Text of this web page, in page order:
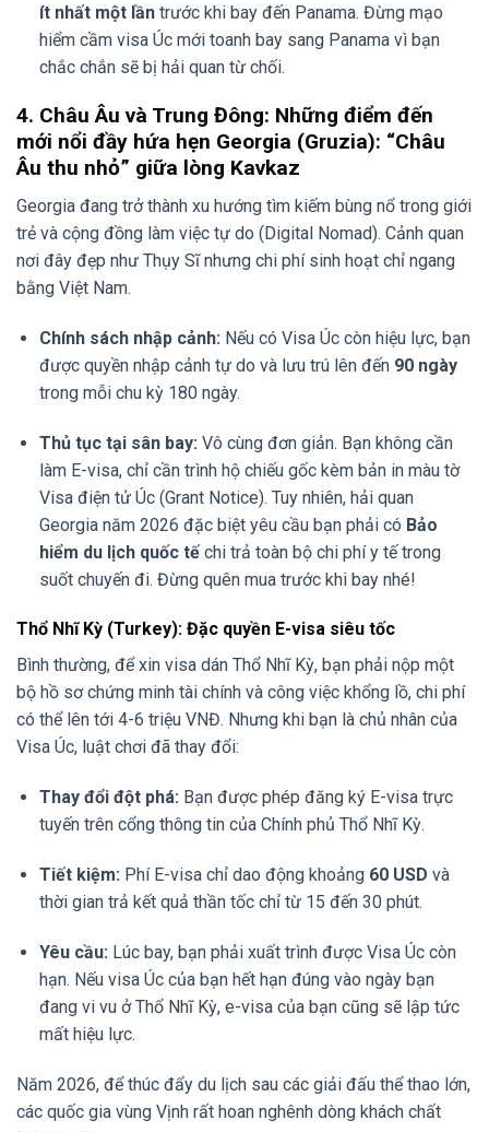
ít nhất một lầntrước khi bay đến Panama. Đừng mạo
hiểm cầm visa Úc mới toanh bay sang Panama vì bạn
chắc chắn sẽ bị hải quan từ chối.
4. Châu Âu và Trung Đông: Những điểm đến
mới nổi đầy hứa hẹn Georgia (Gruzia): “Châu
Âu thu nhỏ” giữa lòng Kavkaz
Georgia đang trở thành xu hướng tìm kiếm bùng nổ trong giới
trẻ và cộng đồng làm việc tự do (Digital Nomad). Cảnh quan
nơi đây đẹp như Thụy Sĩ nhưng chi phí sinh hoạt chỉ ngang
bằng Việt Nam.
Chính sách nhập cảnh: Nếu có Visa Úc còn hiệu lực, bạn
được quyền nhập cảnh tự do và lưu trú lên đến 90 ngày
trong mỗi chu kỳ 180 ngày.
Thủ tục tại sân bay: Vô cùng đơn giản. Bạn không cần
làm E-visa, chỉ cần trình hộ chiếu gốc kèm bản in màu tờ
Visa điện tử Úc (Grant Notice). Tuy nhiên, hải quan
Georgia năm 2026 đặc biệt yêu cầu bạn phải có Bảo
hiểm du lịch quốc tếchi trả toàn bộ chi phí y tế trong
suốt chuyến đi. Đừng quên mua trước khi bay nhé!
Thổ Nhĩ Kỳ (Turkey): Đặc quyền E-visa siêu tốc
Bình thường, để xin visa dán Thổ Nhĩ Kỳ, bạn phải nộp một
bộ hồ sơ chứng minh tài chính và công việc khổng lồ, chi phí
có thể lên tới 4-6 triệu VNĐ. Nhưng khi bạn là chủ nhân của
Visa Úc, luật chơi đã thay đổi:
Thay đổi đột phá: Bạn được phép đăng ký E-visa trực
tuyến trên cổng thông tin của Chính phủ Thổ Nhĩ Kỳ.
Tiết kiệm: Phí E-visa chỉ dao động khoảng 60 USD và
thời gian trả kết quả thần tốc chỉ từ 15 đến 30 phút.
Yêu cầu: Lúc bay, bạn phải xuất trình được Visa Úc còn
hạn. Nếu visa Úc của bạn hết hạn đúng vào ngày bạn
đang vi vu ở Thổ Nhĩ Kỳ, e-visa của bạn cũng sẽ lập tức
mất hiệu lực.
Năm 2026, để thúc đẩy du lịch sau các giải đấu thể thao lớn,
các quốc gia vùng Vịnh rất hoan nghênh dòng khách chất